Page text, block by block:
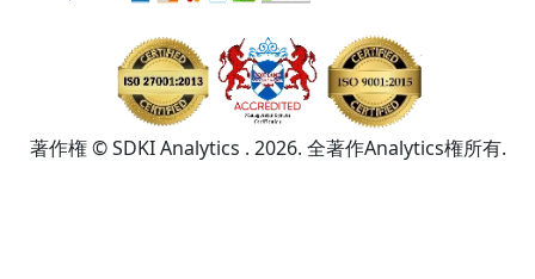
著作権 © SDKI Analytics . 2026. 全著作Analytics権所有.